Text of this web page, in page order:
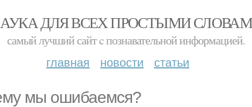
ДЛЯ ВСЕХ ПРОСТЫМИ
самый лучший сайт c познавательной информацией.
главная новости статьи
мы ошибаемся?